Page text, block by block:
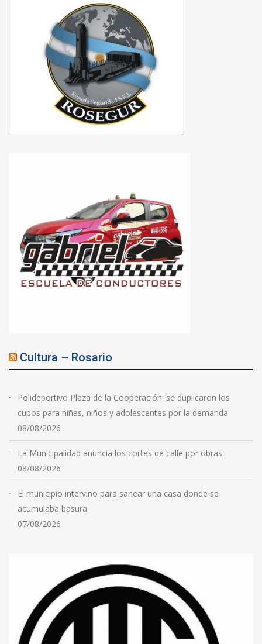
Cultura – Rosario
Polideportivo Plaza de la Cooperación: se duplicaron los
cupos para niñas, niños y adolescentes por la demanda
08/08/2026
La Municipalidad anuncia los cortes de calle por obras
08/08/2026
El municipio intervino para sanear una casa donde se
acumulaba basura
07/08/2026